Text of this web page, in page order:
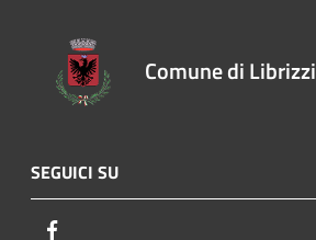
Comune di Librizzi
SEGUICI SU